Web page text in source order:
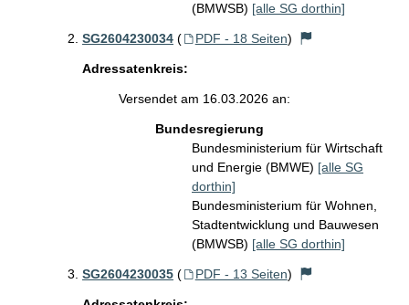
(BMWSB) [alle SG dorthin]
SG2604230034 ( PDF - 18 Seiten)
Adressatenkreis:
Versendet am 16.03.2026 an:
Bundesregierung
Bundesministerium für Wirtschaft
und Energie (BMWE) [alle SG
dorthin]
Bundesministerium für Wohnen,
Stadtentwicklung und Bauwesen
(BMWSB) [alle SG dorthin]
SG2604230035 ( PDF - 13 Seiten)